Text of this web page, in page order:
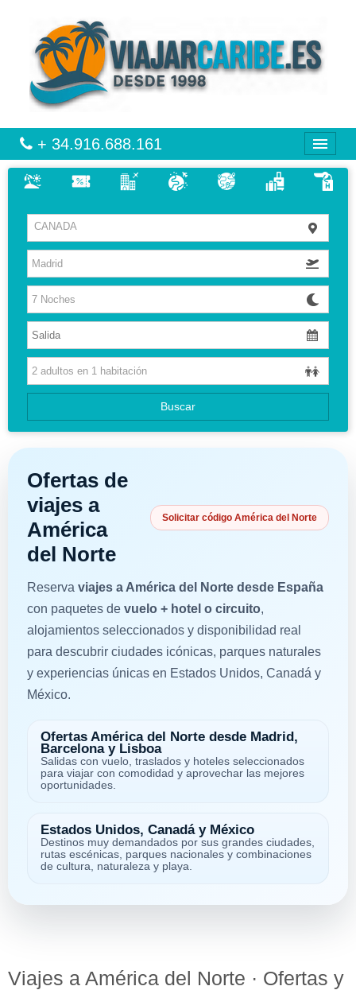
+ 34.916.688.161
VIAJES
VUELO + HOTEL
MULTIDESTINOS
CIRCUITOS
HOTELES
GUIAS DE VIAJES
CANADA
Buscar
Ofertas de
viajes a
América
del Norte
Solicitar código América del Norte
Reserva viajes a América del Norte desde España
con paquetes de vuelo + hotel o circuito,
alojamientos seleccionados y disponibilidad real
para descubrir ciudades icónicas, parques naturales
y experiencias únicas en Estados Unidos, Canadá y
México.
Ofertas América del Norte desde Madrid,
Barcelona y Lisboa
Salidas con vuelo, traslados y hoteles seleccionados
para viajar con comodidad y aprovechar las mejores
oportunidades.
Estados Unidos, Canadá y México
Destinos muy demandados por sus grandes ciudades,
rutas escénicas, parques nacionales y combinaciones
de cultura, naturaleza y playa.
Viajes a América del Norte · Ofertas y